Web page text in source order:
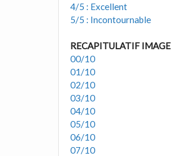
4/5 : Excellent
5/5 : Incontournable
RECAPITULATIF IMAGE
00/10
01/10
02/10
03/10
04/10
05/10
06/10
07/10